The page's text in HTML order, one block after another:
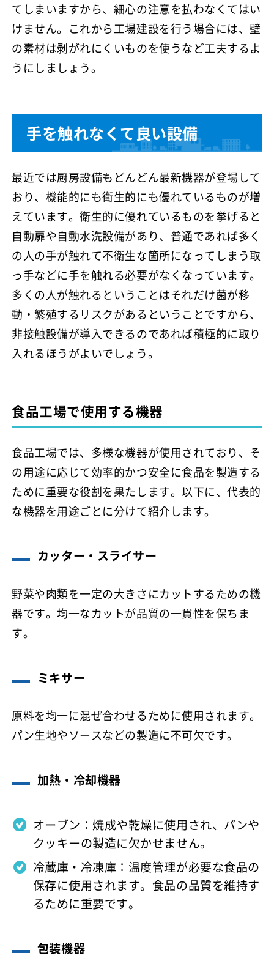
てしまいますから、細心の注意を払わなくてはい
けません。これから工場建設を行う場合には、壁
の素材は剥がれにくいものを使うなど工夫するよ
うにしましょう。
手を触れなくて良い設備
最近では厨房設備もどんどん最新機器が登場して
おり、機能的にも衛生的にも優れているものが増
えています。衛生的に優れているものを挙げると
自動扉や自動水洗設備があり、普通であれば多く
の人の手が触れて不衛生な箇所になってしまう取
っ手などに手を触れる必要がなくなっています。
多くの人が触れるということはそれだけ菌が移
動・繁殖するリスクがあるということですから、
非接触設備が導入できるのであれば積極的に取り
入れるほうがよいでしょう。
食品工場で使用する機器
食品工場では、多様な機器が使用されており、そ
の用途に応じて効率的かつ安全に食品を製造する
ために重要な役割を果たします。以下に、代表的
な機器を用途ごとに分けて紹介します。
カッター・スライサー
野菜や肉類を一定の大きさにカットするための機
器です。均一なカットが品質の一貫性を保ちま
す。
ミキサー
原料を均一に混ぜ合わせるために使用されます。
パン生地やソースなどの製造に不可欠です。
加熱・冷却機器
オーブン：焼成や乾燥に使用され、パンや
クッキーの製造に欠かせません。
冷蔵庫・冷凍庫：温度管理が必要な食品の
保存に使用されます。食品の品質を維持す
るために重要です。
包装機器